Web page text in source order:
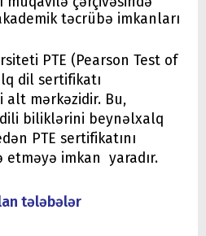
təcrübə imkanları
PTE (Pearson Test of
dil sertifikatı
alt mərkəzidir. Bu,
biliklərini beynəlxalq
PTE sertifikatını
imkan yaradır.
tələbələr